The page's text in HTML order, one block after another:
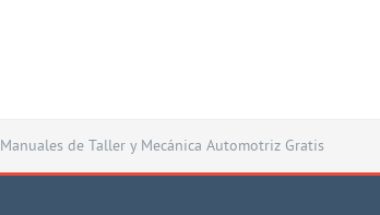
Manuales de Taller y Mecánica Automotriz Gratis